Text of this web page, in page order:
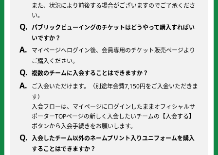
また、状況により前後する場合がございますのでご了承くださ
い。
パブリックビューイングのチケットはどうやって購入すればい
いですか？
マイページへログイン後、会員専用のチケット販売ページより
ご購入ください。
複数のチームに入会することはできますか？
ご入会いただけます。（別途年会費7,150円をご入金いただきま
す）
入会フローは、マイページにログインしたままオフィシャルサ
ポーターTOPページの新しく入会したいチームの【入会する】
ボタンから入会手続きをお願いします。
入会したチーム以外のネームプリント入りユニフォームを購入
することはできますか？